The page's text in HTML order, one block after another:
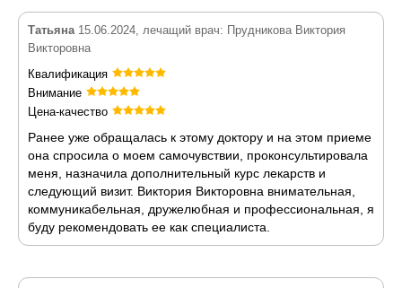
Татьяна15.06.2024, лечащий врач: Прудникова Виктория
Викторовна
Квалификация
Внимание
Цена-качество
Ранее уже обращалась к этому доктору и на этом приеме
она спросила о моем самочувствии, проконсультировала
меня, назначила дополнительный курс лекарств и
следующий визит. Виктория Викторовна внимательная,
коммуникабельная, дружелюбная и профессиональная, я
буду рекомендовать ее как специалиста.